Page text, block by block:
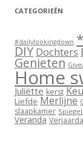
CATEGORIEËN
#dailylookingdown *
DIY Dochters
Genieten
Home
Juliëtte kerst
Liefde Merlijne
slaapkamer
Veranda